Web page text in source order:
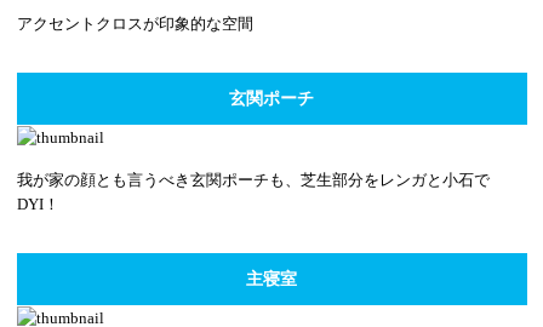
アクセントクロスが印象的な空間
玄関ポーチ
我が家の顔とも言うべき玄関ポーチも、芝生部分をレンガと小石で
DYI！
主寝室